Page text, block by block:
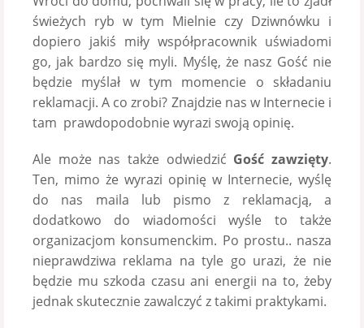
świeżych ryb w tym Mielnie czy Dziwnówku i
dopiero jakiś miły współpracownik uświadomi
go, jak bardzo się myli. Myślę, że nasz Gość nie
będzie myślał w tym momencie o składaniu
reklamacji. A co zrobi? Znajdzie nas w Internecie i
tam prawdopodobnie wyrazi swoją opinię.
Ale może nas także odwiedzić Gość zawzięty.
Ten, mimo że wyrazi opinię w Internecie, wyślę
do nas maila lub pismo z reklamacją, a
dodatkowo do wiadomości wyśle to także
organizacjom konsumenckim. Po prostu.. nasza
nieprawdziwa reklama na tyle go urazi, że nie
będzie mu szkoda czasu ani energii na to, żeby
jednak skutecznie zawalczyć z takimi praktykami.